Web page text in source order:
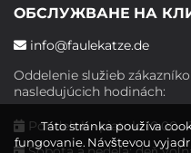
ОБСЛУЖВАНЕ НА
info@faulekatze.de
Oddelenie služieb
nasledujúcich hodinách:
Pondelok - piatok: 10:00 -
Táto stránka používa
fungovanie. Návštevou